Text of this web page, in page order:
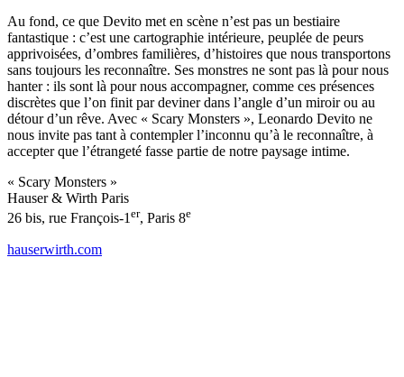
Au fond, ce que Devito met en scène n’est pas un bestiaire
fantastique : c’est une cartographie intérieure, peuplée de peurs
apprivoisées, d’ombres familières, d’histoires que nous transportons
sans toujours les reconnaître. Ses monstres ne sont pas là pour nous
hanter : ils sont là pour nous accompagner, comme ces présences
discrètes que l’on finit par deviner dans l’angle d’un miroir ou au
détour d’un rêve. Avec « Scary Monsters », Leonardo Devito ne
nous invite pas tant à contempler l’inconnu qu’à le reconnaître, à
accepter que l’étrangeté fasse partie de notre paysage intime.
« Scary Monsters »
Hauser & Wirth Paris
26 bis, rue François-1er, Paris 8e
hauserwirth.com